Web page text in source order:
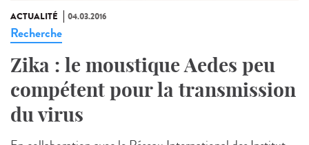
ACTUALITÉ 04.03.2016
Recherche
Zika : le moustique Aedes peu
compétent pour la transmission
du virus